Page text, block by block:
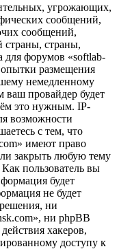
угрожающих,
сообщений,
сообщений,
страны, страны,
для форумов «softlab-
размещения
немедленному
провайдер будет
это нужным. IP-
возможности
с тем, что
имеют право
закрыть любую тему
пользователь вы
будет
не будет
ни
ни phpBB
хакеров,
доступу к